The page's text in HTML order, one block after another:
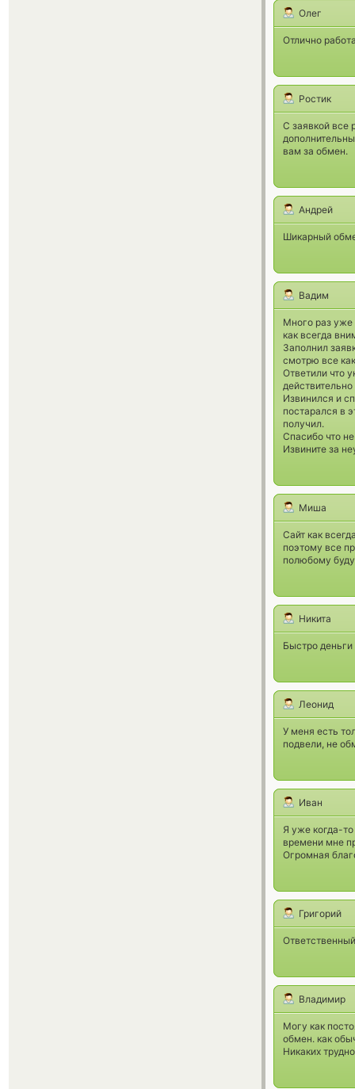
Олег
Отлично
Ростик
С заявкой все
вам за обмен.
Андрей
Шикарный
Вадим
Много раз уже
как всегда
Заполнил
смотрю все
Ответили что
Извинился и
постарался в
получил.
Спасибо что
Извините за
Миша
Сайт как
поэтому все
полюбому
Никита
Быстро
Леонид
У меня есть
подвели, не
Иван
Я уже когда-
времени мне
Огромная
Григорий
Владимир
Могу как
обмен. как
Никаких